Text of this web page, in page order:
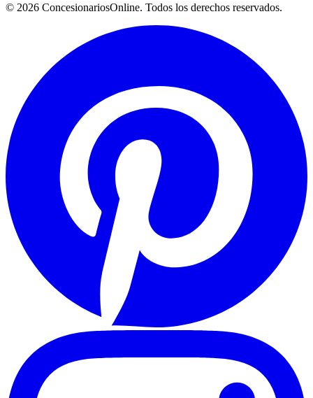
© 2026 ConcesionariosOnline. Todos los derechos reservados.